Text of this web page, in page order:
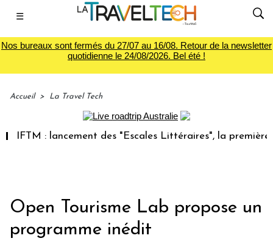
☰
Nos bureaux sont fermés du 27/07 au 16/08. Retour de la newsletter
quotidienne le 24/08/2026. Bel été !
Accueil > La Travel Tech
: lancement des "Escales Littéraires", la première
Open Tourisme Lab propose un
programme inédit